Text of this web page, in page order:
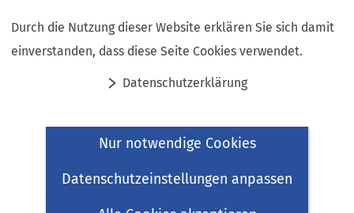
Durch die Nutzung dieser Website erklären Sie sich damit
einverstanden, dass diese Seite Cookies verwendet.
Datenschutzerklärung
Nur notwendige Cookies
Datenschutzeinstellungen anpassen
Inhalt anspringen